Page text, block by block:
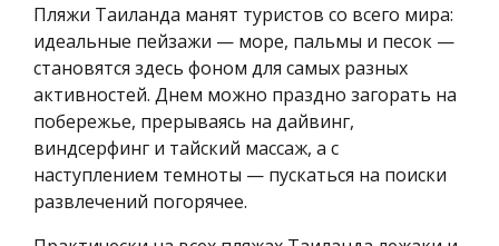
Пляжи Таиланда манят туристов со всего мира:
идеальные пейзажи — море, пальмы и песок —
становятся здесь фоном для самых разных
активностей. Днем можно праздно загорать на
побережье, прерываясь на дайвинг,
виндсерфинг и тайский массаж, а с
наступлением темноты — пускаться на поиски
развлечений погорячее.